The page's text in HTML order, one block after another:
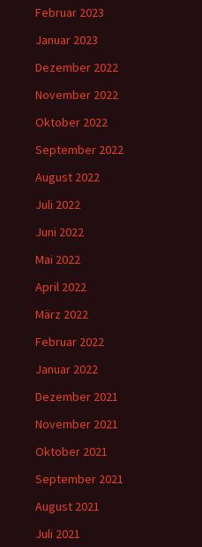
Februar 2023
Januar 2023
Dezember 2022
November 2022
Oktober 2022
September 2022
August 2022
Juli 2022
Juni 2022
Mai 2022
April 2022
März 2022
Februar 2022
Januar 2022
Dezember 2021
November 2021
Oktober 2021
September 2021
August 2021
Juli 2021